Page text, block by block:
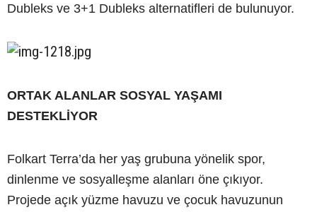
Dubleks ve 3+1 Dubleks alternatifleri de bulunuyor.
ORTAK ALANLAR SOSYAL YAŞAMI
DESTEKLİYOR
Folkart Terra’da her yaş grubuna yönelik spor,
dinlenme ve sosyalleşme alanları öne çıkıyor.
Projede açık yüzme havuzu ve çocuk havuzunun